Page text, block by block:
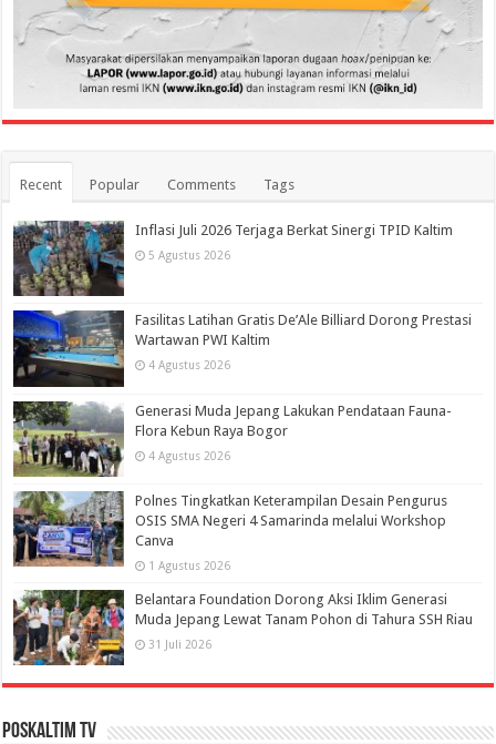
Recent Popular Comments Tags
Inflasi Juli 2026 Terjaga Berkat Sinergi TPID Kaltim
5 Agustus 2026
Fasilitas Latihan Gratis De’Ale Billiard Dorong Prestasi
Wartawan PWI Kaltim
4 Agustus 2026
Generasi Muda Jepang Lakukan Pendataan Fauna-
Flora Kebun Raya Bogor
4 Agustus 2026
Polnes Tingkatkan Keterampilan Desain Pengurus
OSIS SMA Negeri 4 Samarinda melalui Workshop
Canva
1 Agustus 2026
Belantara Foundation Dorong Aksi Iklim Generasi
Muda Jepang Lewat Tanam Pohon di Tahura SSH Riau
31 Juli 2026
PosKaltim TV